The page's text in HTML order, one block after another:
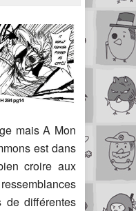
mais A Mon
est dans
croire aux
de différentes